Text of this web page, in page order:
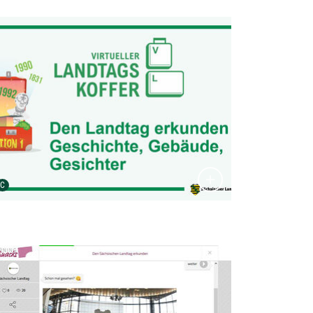
öffnen:
C
öffnen: